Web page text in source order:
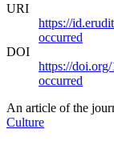
URI
https://
occurred
DOI
https://
occurred
An article of the
Culture